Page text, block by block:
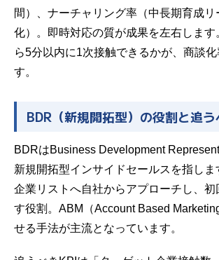
間）、ナーチャリング率（中長期育成
化）。即時対応の質が成果を左右しま
ら5分以内に1次接触できるかが、商談
す。
BDR（新規開拓型）の役割と追
BDRはBusiness Development
新規開拓型インサイドセールスを指しま
企業リストへ自社からアプローチし、初
す役割。ABM（Account Based
せる手法が主流となっています。